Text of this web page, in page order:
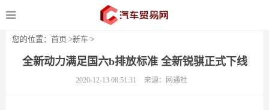
您的位置： 首页 >新车 >
全新动力满足国六b排放标准 全新锐骐正式下线
2020-12-13 08:51:31 来源：网通社